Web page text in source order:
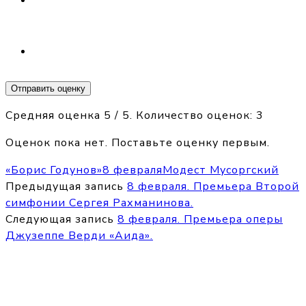
Отправить оценку
Средняя оценка 5 / 5. Количество оценок: 3
Оценок пока нет. Поставьте оценку первым.
«Борис Годунов»8 февраляМодест Мусоргский
Предыдущая запись 8 февраля. Премьера Второй
симфонии Сергея Рахманинова.
Следующая запись 8 февраля. Премьера оперы
Джузеппе Верди «Аида».